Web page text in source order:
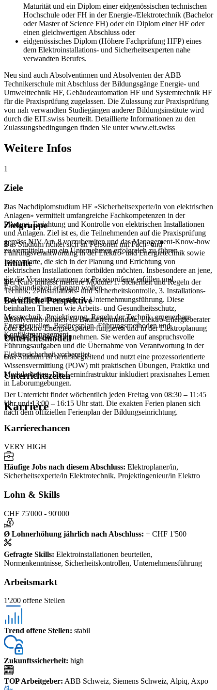
Maturität und ein Diplom einer eidgenössischen technischen
Hochschule oder FH in der Energie-/Elektrotechnik (Bachelor
oder Master of Science FH) oder ein Diplom einer HF oder
einen gleichwertigen Abschluss oder
eidgenössisches Diplom (Höhere Fachprüfung HFP) eines
dem Elektroinstallations- und Sicherheitsexperten nahe
verwandten Berufes.
Neu sind auch Absolventinnen und Absolventen der ABB
Technikerschule mit Abschluss der Bildungsgänge Energie- und
Umwelttechnik HF, Gebäudeautomation HF und Systemtechnik HF
für die Praxisprüfung zugelassen. Die Zulassung zur Praxisprüfung
von nah verwandten Studiegängen anderer Bildungsinstitute wird
durch die EIT.swiss beurteilt. Detaillierte Informationen zu den
Zulassungsbedingungen finden Sie unter www.eit.swiss
Weitere Infos
1
Ziele
Das Nachdiplomstudium HF «Sicherheitsexperte/in von elektrischen
Anlagen» vermittelt umfangreiche Fachkompetenzen in der
Planung, Errichtung und Kontrolle von elektrischen Installationen
und Anlagen. Ziel ist es, die Teilnehmenden auf die Praxisprüfung
gemäss NIV Art. 8 vorzubereiten und das Management-Know-how
zu vermitteln, um ein Unternehmen erfolgreich zu führen.
2
Zielgruppe
Das Studium richtet sich an Personen mit Fach- und
Führungsverantwortung in der Elektro- und Energietechnik sowie
Interessierte, die sich in der Planung und Errichtung von
elektrischen Installationen fortbilden möchten. Insbesondere an jene,
die die Voraussetzungen zur Praxisprüfung erfüllen und
Fachkundigkeit erlangen wollen.
3
Inhalte
Der Kurs umfasst mehrere Module: 1. Sicherheit und Regeln der
Technik, 2. Installations- und Sicherheitskontrolle, 3. Installations-
und Sicherheitsexpertise, 4. Unternehmungsführung. Diese
beinhalten Themen wie Arbeits- und Gesundheitsschutz,
Messtechnik, Projektierung, Regeln der Technik, erneuerbare
Energiequellen, Businessplan, Führungsmethoden und
Konfliktmanagement.
4
Berufliche Perspektive
Absolventen können als Bauherrenmandate, Elektro-Energieberater
oder Elektro-Energieexperten fungieren und in der Elektroplanung
leitende Positionen einnehmen. Sie werden auf anspruchsvolle
Führungsaufgaben und die Übernahme von Verantwortung in der
Elektrosicherheit vorbereitet.
5
Unterichtsmodell
Das Studium ist berufsbegleitend und nutzt eine prozessorientierte
Wissensvermittlung (POW) mit praktischen Übungen, Praktika und
Modularbeiten. Die Lerninfrastruktur inkludiert praxisnahes Lernen
in Laborumgebungen.
6
Unterrichtszeiten
Der Unterricht findet wöchentlich jeden Freitag von 08:30 – 11:45
Uhr und 13:00 – 16:15 Uhr statt. Die exakten Ferien planen sich
nach dem offiziellen Ferienplan der Bildungseinrichtung.
Karriere
Karrierechancen
VERY HIGH
Häufige Jobs nach diesem Abschluss: Elektroplaner/in,
Sicherheitsexperte/in Elektrotechnik, Projektingenieur/in Elektro
Lohn & Skills
CHF 75'000 - 90'000
Ø Lohnerhöhung jährlich nach Abschluss: + CHF 1'500
Gefragte Skills: Elektroinstallationen beurteilen,
Normenkenntnisse, Sicherheitskontrollen, Unternehmensführung
Arbeitsmarkt
1'200 offene Stellen
Trend offene Stellen: stabil
Zukunftssicherheit: high
TOP Arbeitgeber: ABB Schweiz, Siemens Schweiz, Alpiq, Axpo